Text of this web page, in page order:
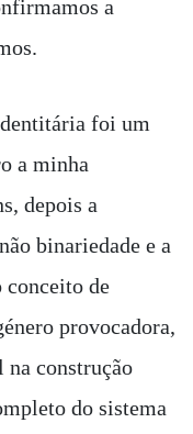
a
foi um
a minha
depois a
binariedade e a
de
provocadora,
na construção
do sistema